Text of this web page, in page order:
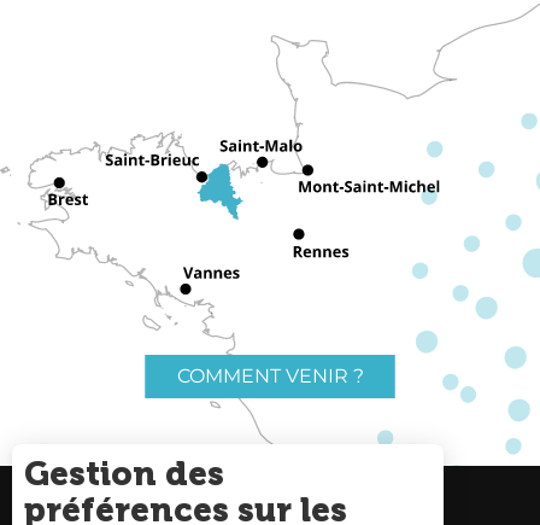
COMMENT VENIR ?
Charte du voyageur Liens utiles
Gestion des
préférences sur les